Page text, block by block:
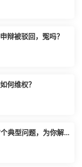
辩被驳回，冤吗？
何维权？
典型问题，为你解